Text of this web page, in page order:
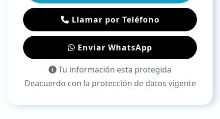
Llamar por Teléfono
Enviar WhatsApp
Tu información esta protegida
Deacuerdo con la protección de datos vigente